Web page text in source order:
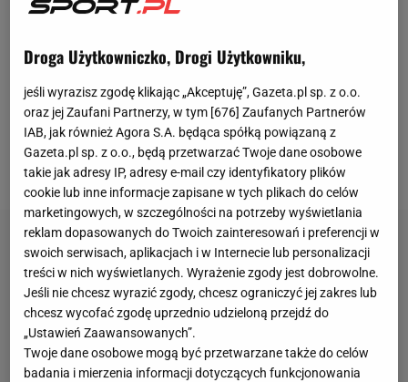
milionów złotych na transfery. Nic to nie dało.
Ekstraklasie. I choć wizja spadku trochę się oddaliła
dzięki wygranej 3:1 z Lechią Gdańsk, to sytuacja
Widzewa w Ekstraklasie wciąż jest kiepska.
Łodzianie mają tylko jeden punkt przewagi nad
strefą spadkową.
Droga Użytkowniczko, Drogi Użytkowniku,
jeśli wyrazisz zgodę klikając „Akceptuję”, Gazeta.pl sp. z o.o.
oraz jej Zaufani Partnerzy, w tym [676] Zaufanych Partnerów
IAB, jak również Agora S.A. będąca spółką powiązaną z
Gazeta.pl sp. z o.o., będą przetwarzać Twoje dane osobowe
takie jak adresy IP, adresy e-mail czy identyfikatory plików
cookie lub inne informacje zapisane w tych plikach do celów
marketingowych, w szczególności na potrzeby wyświetlania
reklam dopasowanych do Twoich zainteresowań i preferencji w
swoich serwisach, aplikacjach i w Internecie lub personalizacji
treści w nich wyświetlanych. Wyrażenie zgody jest dobrowolne.
Jeśli nie chcesz wyrazić zgody, chcesz ograniczyć jej zakres lub
chcesz wycofać zgodę uprzednio udzieloną przejdź do
„Ustawień Zaawansowanych”.
Twoje dane osobowe mogą być przetwarzane także do celów
badania i mierzenia informacji dotyczących funkcjonowania